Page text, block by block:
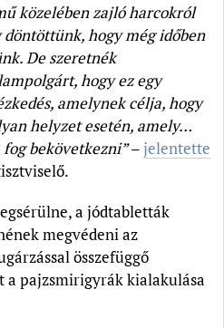
közelében zajló harcokról
hogy még időben
De szeretnék
hogy ez egy
amelynek célja, hogy
helyzet esetén, amely…
bekövetkezni”– jelentette
a jódtabletták
megvédeni az
összefüggő
a pajzsmirigyrák kialakulása